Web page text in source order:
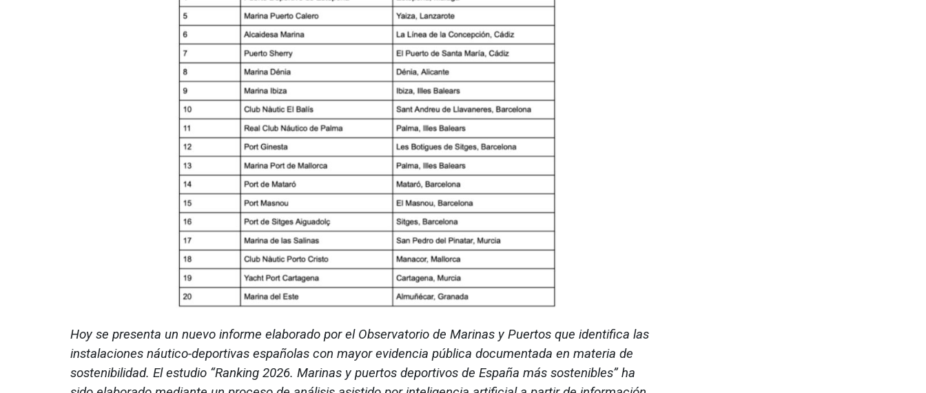
Hoy se presenta un nuevo informe elaborado por el Observatorio de Marinas y Puertos que identifica las
instalaciones náutico-deportivas españolas con mayor evidencia pública documentada en materia de
sostenibilidad. El estudio “Ranking 2026. Marinas y puertos deportivos de España más sostenibles” ha